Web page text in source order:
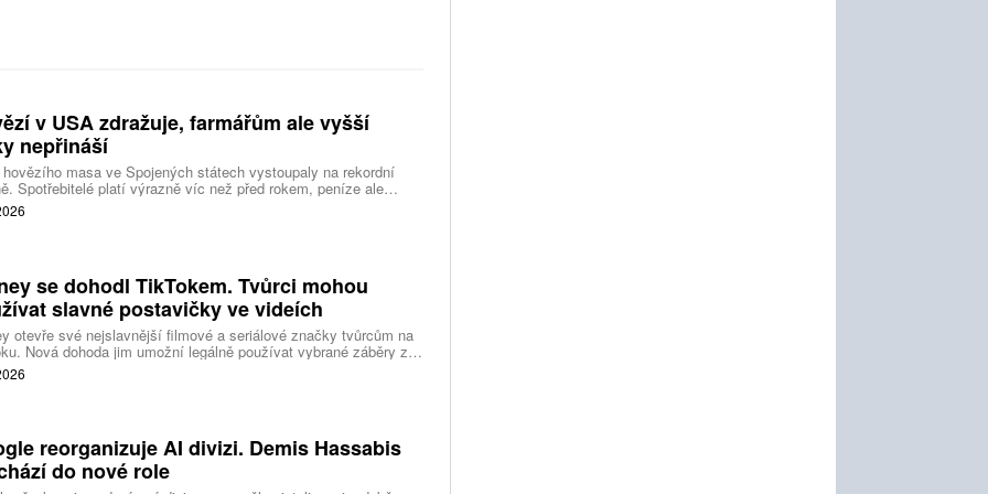
v USA zdražuje, farmářům ale vyšší
nepřináší
masa ve Spojených státech vystoupaly na rekordní
Spotřebitelé platí výrazně víc než před rokem, peníze ale
farmářům, zpracovatelům ani restauracím. Celý řetězec
nedostatek dobytka a prudce rostoucí náklady.
se dohodl TikTokem. Tvůrci mohou
slavné postavičky ve videích
otevře své nejslavnější filmové a seriálové značky tvůrcům na
Nová dohoda jim umožní legálně používat vybrané záběry z
studia a sdílet vlastní videa také na platformě Disney Verts.
reorganizuje AI divizi. Demis Hassabis
do nové role